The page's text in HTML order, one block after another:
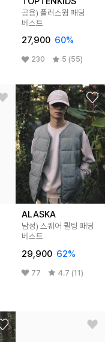
공용) 플러스웜 패딩
베스트
27,900 60%
230 5 (55)
ALASKA
남성) 스퀘어 퀼팅 패딩
베스트
29,900 62%
77 4.7 (11)